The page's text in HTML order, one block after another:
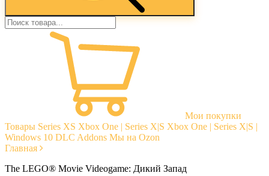
Мои покупки
Товары Series XS Xbox One | Series X|S Xbox One | Series X|S |
Windows 10 DLC Addons Мы на Ozon
Главная
The LEGO® Movie Videogame: Дикий Запад